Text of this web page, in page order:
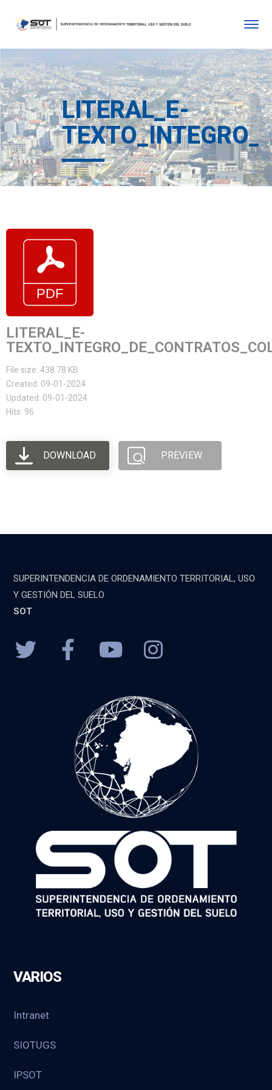
LITERAL_E-
LITERAL_E-
File size: 438.78 KB
Created: 09-01-2024
Updated: 09-01-2024
Hits: 96
DOWNLOAD PREVIEW
SUPERINTENDENCIA DE ORDENAMIENTO TERRITORIAL, USO
Y GESTIÓN DEL SUELO
SOT
VARIOS
Intranet
SIOTUGS
IPSOT